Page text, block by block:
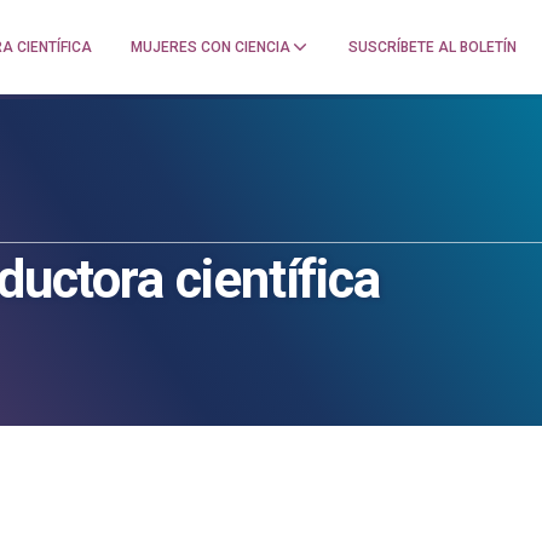
CIENTÍFICA MUJERES CON CIENCIA SUSCRÍBETE AL BOLETÍN
científica